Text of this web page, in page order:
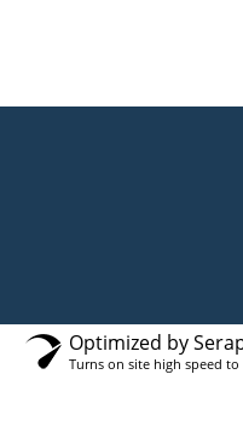
Optimized by
Turns on site high speed